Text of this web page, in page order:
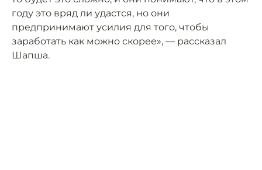
году это вряд ли удастся, но они
предпринимают усилия для того, чтобы
заработать как можно скорее», — рассказал
Шапша.